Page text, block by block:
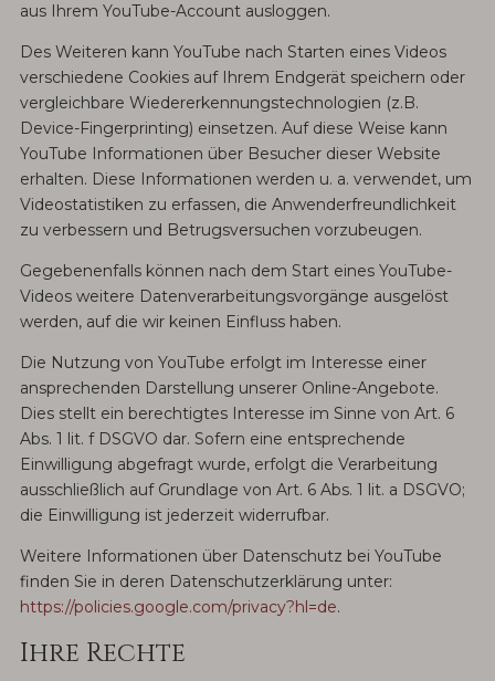
aus Ihrem YouTube-Account ausloggen.
Des Weiteren kann YouTube nach Starten eines Videos
verschiedene Cookies auf Ihrem Endgerät speichern oder
vergleichbare Wiedererkennungstechnologien (z.B.
Device-Fingerprinting) einsetzen. Auf diese Weise kann
YouTube Informationen über Besucher dieser Website
erhalten. Diese Informationen werden u. a. verwendet, um
Videostatistiken zu erfassen, die Anwenderfreundlichkeit
zu verbessern und Betrugsversuchen vorzubeugen.
Gegebenenfalls können nach dem Start eines YouTube-
Videos weitere Datenverarbeitungsvorgänge ausgelöst
werden, auf die wir keinen Einfluss haben.
Die Nutzung von YouTube erfolgt im Interesse einer
ansprechenden Darstellung unserer Online-Angebote.
Dies stellt ein berechtigtes Interesse im Sinne von Art. 6
Abs. 1 lit. f DSGVO dar. Sofern eine entsprechende
Einwilligung abgefragt wurde, erfolgt die Verarbeitung
ausschließlich auf Grundlage von Art. 6 Abs. 1 lit. a DSGVO;
die Einwilligung ist jederzeit widerrufbar.
Weitere Informationen über Datenschutz bei YouTube
finden Sie in deren Datenschutzerklärung unter:
https://policies.google.com/privacy?hl=de.
Ihre Rechte